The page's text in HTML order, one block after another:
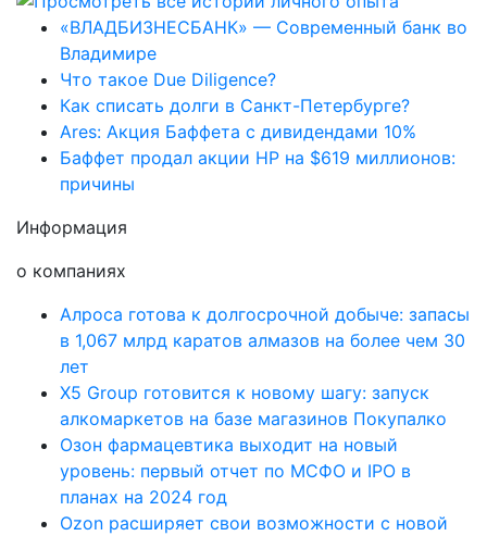
«ВЛАДБИЗНЕСБАНК» — Современный банк во
Владимире
Что такое Due Diligence?
Как списать долги в Санкт-Петербурге?
Ares: Акция Баффета с дивидендами 10%
Баффет продал акции HP на $619 миллионов:
причины
Информация
о компаниях
Алроса готова к долгосрочной добыче: запасы
в 1,067 млрд каратов алмазов на более чем 30
лет
X5 Group готовится к новому шагу: запуск
алкомаркетов на базе магазинов Покупалко
Озон фармацевтика выходит на новый
уровень: первый отчет по МСФО и IPO в
планах на 2024 год
Ozon расширяет свои возможности с новой